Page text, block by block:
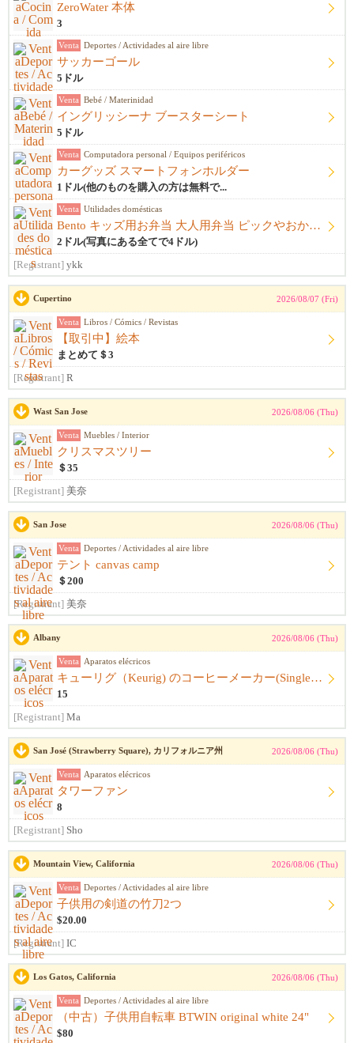
ZeroWater 本体
3
Venta Deportes / Actividades al aire libre
サッカーゴール
5ドル
Venta Bebé / Materinidad
イングリッシーナ ブースターシート
5ドル
Venta Computadora personal / Equipos periféricos
カーグッズ スマートフォンホルダー
1ドル(他のものを購入の方は無料で...
Venta Utilidades domésticas
Bento キッズ用お弁当 大人用弁当 ピックやおかずカップ他
2ドル(写真にある全てで4ドル)
[Registrant] ykk
Cupertino 2026/08/07 (Fri)
Venta Libros / Cómics / Revistas
【取引中】絵本
まとめて＄3
[Registrant] R
Wast San Jose 2026/08/06 (Thu)
Venta Muebles / Interior
クリスマスツリー
＄35
[Registrant] 美奈
San Jose 2026/08/06 (Thu)
Venta Deportes / Actividades al aire libre
テント canvas camp
＄200
[Registrant] 美奈
Albany 2026/08/06 (Thu)
Venta Aparatos elécricos
キューリグ（Keurig) のコーヒーメーカー(Single Serve Coffee) Maker
15
[Registrant] Ma
San José (Strawberry Square), カリフォルニア州 2026/08/06 (Thu)
Venta Aparatos elécricos
タワーファン
8
[Registrant] Sho
Mountain View, California 2026/08/06 (Thu)
Venta Deportes / Actividades al aire libre
子供用の剣道の竹刀2つ
$20.00
[Registrant] IC
Los Gatos, California 2026/08/06 (Thu)
Venta Deportes / Actividades al aire libre
（中古）子供用自転車 BTWIN original white 24"
$80